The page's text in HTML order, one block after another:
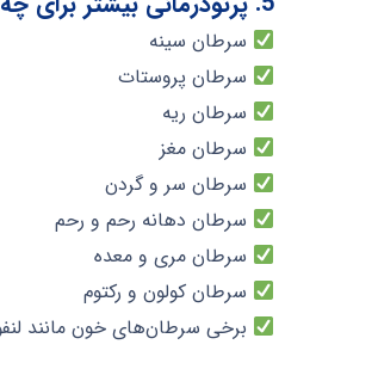
سرطان سینه
سرطان پروستات
سرطان ریه
سرطان مغز
سرطان سر و گردن
سرطان دهانه رحم و رحم
سرطان مری و معده
سرطان کولون و رکتوم
برخی سرطان‌های خون مانند